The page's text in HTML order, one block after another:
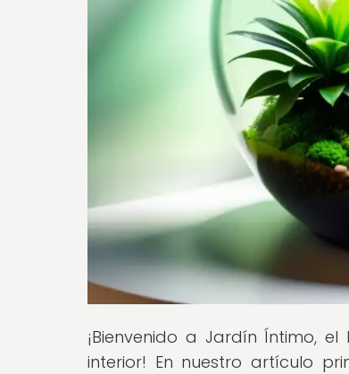
¡Bienvenido a Jardín Íntimo,
interior! En nuestro artículo